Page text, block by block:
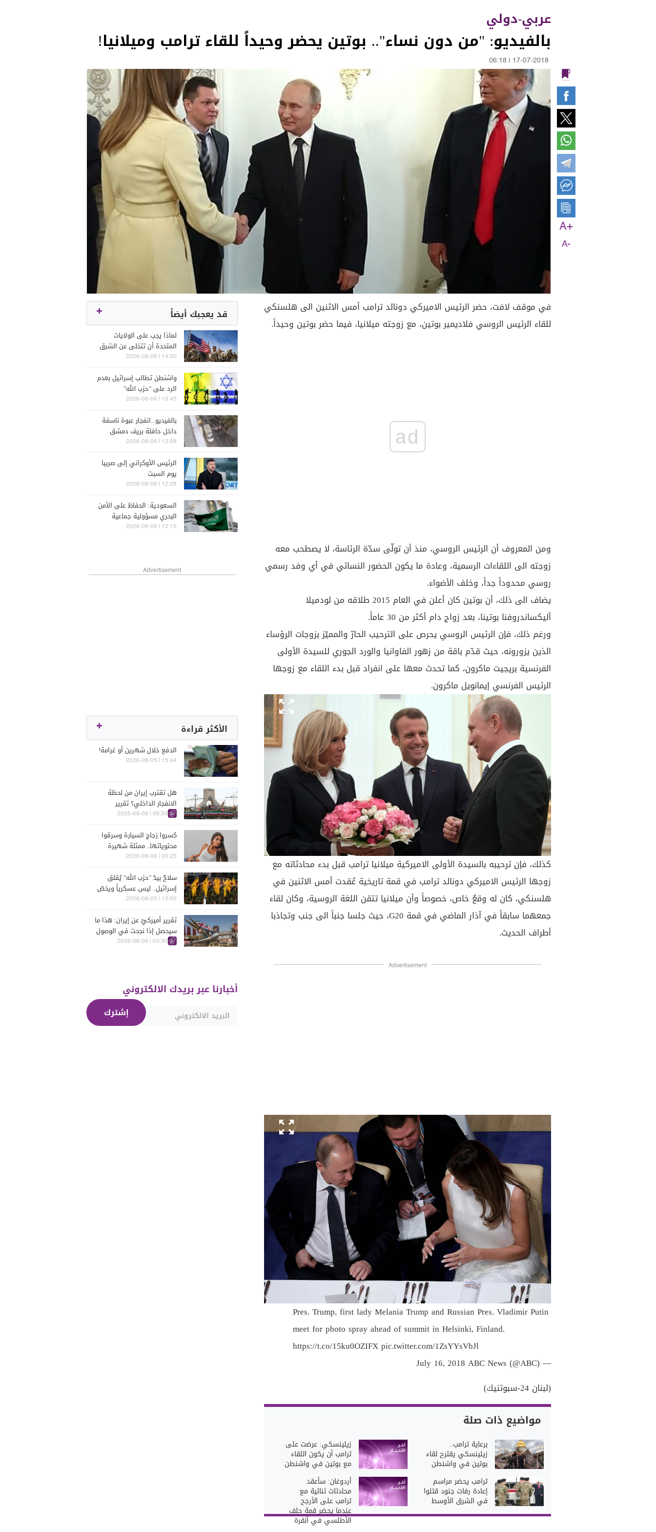
عربي-دولي
بالفيديو: "من دون نساء".. بوتين يحضر وحيداً للقاء ترامب وميلانيا!
17-07-2018
06:18
A+
A-
في موقف لافت، حضر الرئيس الاميركي دونالد ترامب أمس الاثنين الى هلسنكي
للقاء الرئيس الروسي فلاديمير بوتين، مع زوجته ميلانيا، فيما حضر بوتين وحيداً.
ad
ومن المعروف أن الرئيس الروسي، منذ أن تولّى سدّة الرئاسة، لا يصطحب معه
زوجته الى اللقاءات الرسمية، وعادة ما يكون الحضور النسائي في أي وفد رسمي
روسي محدوداً جداً، وخلف الأضواء.
يضاف الى ذلك، أن بوتين كان أعلن في العام 2015 طلاقه من لودميلا
أليكساندروفنا بوتينا، بعد زواج دام أكثر من 30 عاماً.
ورغم ذلك، فإن الرئيس الروسي يحرص على الترحيب الحارّ والمميّز بزوجات الرؤساء
الذين يزورونه، حيث قدّم باقة من زهور الفاوانيا والورد الجوري للسيدة الأولى
الفرنسية بريجيت ماكرون، كما تحدث معها على انفراد قبل بدء اللقاء مع زوجها
الرئيس الفرنسي إيمانويل ماكرون.
كذلك، فإن ترحيبه بالسيدة الأولى الاميركية ميلانيا ترامب قبل بدء محادثاته مع
زوجها الرئيس الاميركي دونالد ترامب في قمة تاريخية عُقدت أمس الاثنين في
هلسنكي، كان له وقعٌ خاص، خصوصاً وأن ميلانيا تتقن اللغة الروسية، وكان لقاء
جمعهما سابقاً في آذار الماضي في قمة G20، حيث جلسا جنباً الى جنب وتجاذبا
أطراف الحديث.
Advertisement
Pres. Trump, first lady Melania Trump and Russian Pres. Vladimir Putin
meet for photo spray ahead of summit in Helsinki, Finland.
https://t.co/15ku0OZIFXpic.twitter.com/1ZsYYsVbJl
— ABC News (@ABC)
July 16, 2018
(لبنان 24-سبوتنيك)
مواضيع ذات صلة
برعاية ترامب..
زيلينسكي يقترح لقاء
بوتين في واشنطن
زيلينسكي: عرضت على
ترامب أن يكون اللقاء
مع بوتين في واشنطن
ترامب يحضر مراسم
إعادة رفات جنود قتلوا
في الشرق الأوسط
أردوغان: سأعقد
محادثات ثنائية مع
ترامب على الأرجح
عندما يحضر قمة حلف
الأطلسي في أنقرة
قد يعجبك أيضاً
لماذا يجب على الولايات
المتحدة أن تتخلى عن الشرق
الأوسط؟.. تقرير لـ"Foreign
14:00 | 2026-08-06
واشنطن تطالب إسرائيل بعدم
الرد على "حزب الله"
13:45 | 2026-08-06
بالفيديو...انفجار عبوة ناسفة
داخل حافلة بريف دمشق
13:08 | 2026-08-06
الرئيس الأوكراني إلى صربيا
يوم السبت
12:28 | 2026-08-06
السعودية: الحفاظ على الأمن
البحري مسؤولية جماعية
12:15 | 2026-08-06
Advertisement
الأكثر قراءة
الدفع خلال شهرين أو غرامة!
15:44 | 2026-08-05
هل تقترب إيران من لحظة
الانفجار الداخلي؟ تقرير
اسرائيلي يكشف الكواليس
08:30 | 2026-08-06
كسروا زجاج السيارة وسرقوا
محتوياتها.. ممثلة شهيرة
تتعرّض للسرقة في الرملة
00:25 | 2026-08-06
سلاحٌ بيدّ "حزب الله" يُقلق
إسرائيل.. ليس عسكرياً ويخصّ
الجنوب
15:00 | 2026-08-05
تقرير أميركيّ عن إيران: هذا ما
سيحصل إذا نجحت في الوصول
إلى هذه الدولة الآسيويّة
03:30 | 2026-08-06
أخبارنا عبر بريدك الالكتروني
إشترك